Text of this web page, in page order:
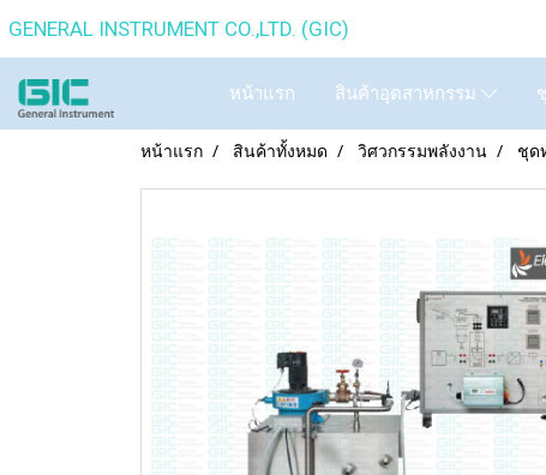
GENERAL INSTRUMENT
หน้าแรก สินค้าอุตสาหกรรม
หน้าแรก สินค้าทั้งหมด วิศวกรรมพลังงาน ชุด